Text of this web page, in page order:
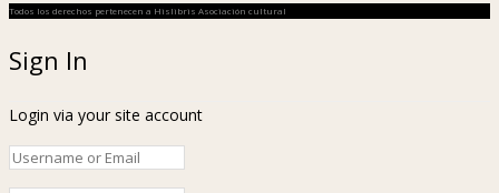
Todos los derechos pertenecen a Hislibris Asociación cultural
Sign In
Login via your site account